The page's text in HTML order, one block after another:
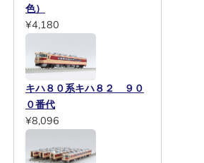
色）
¥4,180
キハ８０系キハ８２ ９０
０番代
¥8,096